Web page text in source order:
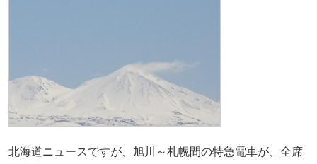
北海道ニュースですが、旭川～札幌間の特急電車が、全席